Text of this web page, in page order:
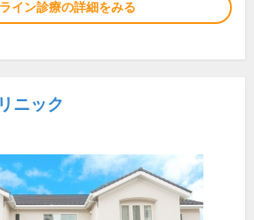
イン診療の詳細をみる
ニック